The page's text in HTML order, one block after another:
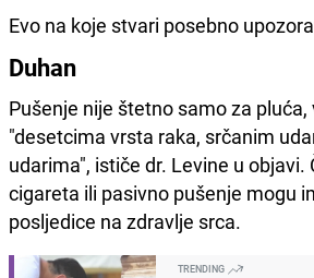
Evo na koje stvari posebno
Duhan
Pušenje nije štetno samo za
"desetcima vrsta raka, srčanim
udarima", ističe dr. Levine u objavi.
cigareta ili pasivno pušenje mogu
posljedice na zdravlje srca.
TRENDING